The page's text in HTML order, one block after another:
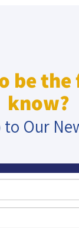
be
know?
to Our